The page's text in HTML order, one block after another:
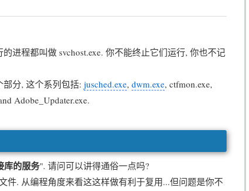
程都叫做 svchost.exe. 你不能终止它们运行, 你也不记
分, 这个系列包括: jusched.exe, dwm.exe, ctfmon.exe,
Adobe_Updater.exe.
库的服务". 请问可以讲得通俗一点吗?
. 从编程角度来看这这样做有利于复用...但问题是你不